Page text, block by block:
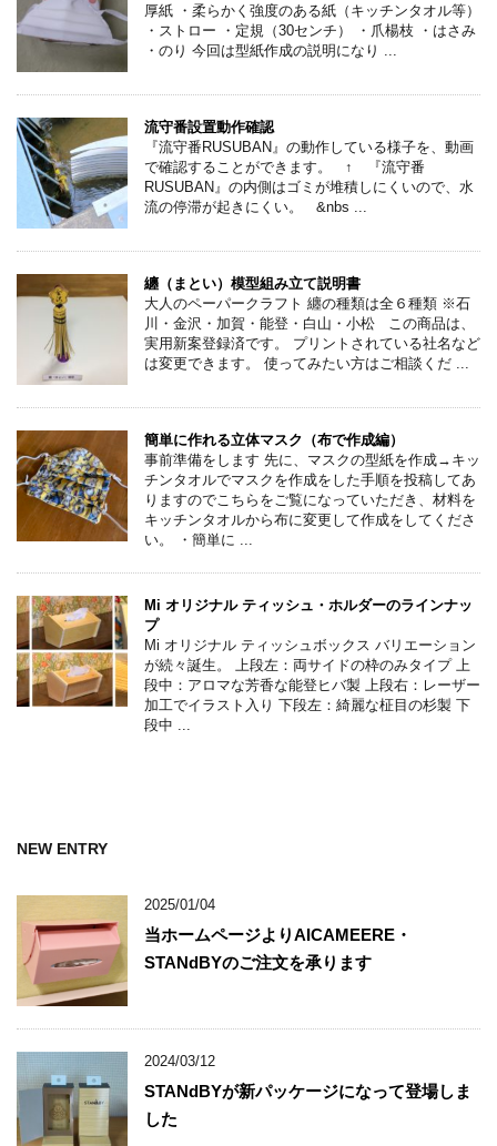
厚紙 ・柔らかく強度のある紙（キッチンタオル等）
・ストロー ・定規（30センチ） ・爪楊枝 ・はさみ
・のり 今回は型紙作成の説明になり ...
流守番設置動作確認
『流守番RUSUBAN』の動作している様子を、動画
で確認することができます。 ↑ 『流守番
RUSUBAN』の内側はゴミが堆積しにくいので、水
流の停滞が起きにくい。 &nbs ...
纏（まとい）模型組み立て説明書
大人のペーパークラフト 纏の種類は全６種類 ※石
川・金沢・加賀・能登・白山・小松 この商品は、
実用新案登録済です。 プリントされている社名など
は変更できます。 使ってみたい方はご相談くだ ...
簡単に作れる立体マスク（布で作成編）
事前準備をします 先に、マスクの型紙を作成→キッ
チンタオルでマスクを作成をした手順を投稿してあ
りますのでこちらをご覧になっていただき、材料を
キッチンタオルから布に変更して作成をしてくださ
い。 ・簡単に ...
Mi オリジナル ティッシュ・ホルダーのラインナッ
プ
Mi オリジナル ティッシュボックス バリエーション
が続々誕生。 上段左：両サイドの枠のみタイプ 上
段中：アロマな芳香な能登ヒバ製 上段右：レーザー
加工でイラスト入り 下段左：綺麗な柾目の杉製 下
段中 ...
NEW ENTRY
2025/01/04
当ホームページよりAICAMEERE・
STANdBYのご注文を承ります
2024/03/12
STANdBYが新パッケージになって登場しま
した